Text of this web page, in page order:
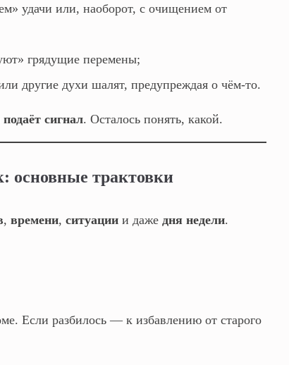
удачи или, наоборот, с очищением от
грядущие перемены;
другие духи шалят, предупреждая о чём‑то.
сигнал. Осталось понять, какой.
основные трактовки
, времени, ситуациии даже дня недели.
Если разбилось — к избавлению от старого